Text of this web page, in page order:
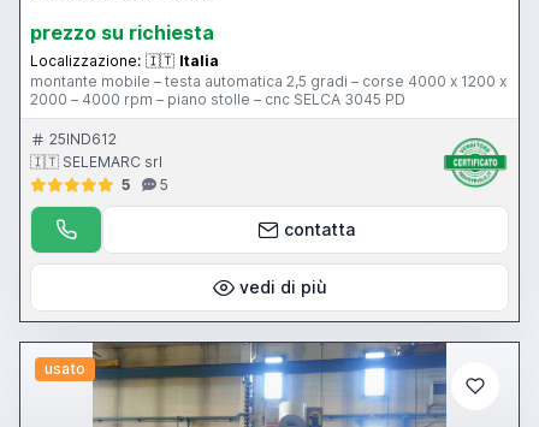
prezzo su richiesta
Localizzazione: 🇮🇹 Italia
montante mobile – testa automatica 2,5 gradi – corse 4000 x 1200 x
2000 – 4000 rpm – piano stolle – cnc SELCA 3045 PD
25IND612
🇮🇹 SELEMARC srl
5
5
contatta
vedi di più
usato